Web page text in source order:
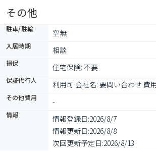
その他
駐車/駐輪 空無
入居時期 相談
損保 住宅保険: 不要
保証代行人 利用可 会社名: 要問い合わせ 費
その他費用 -
情報 情報登録日:2026/8/7
情報更新日:2026/8/8
次回更新予定日:2026/8/13